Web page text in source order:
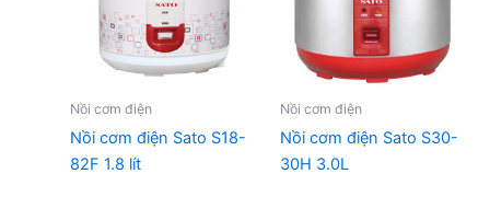
Nồi cơm điện
Nồi cơm điện Sato S18-
82F 1.8 lít
Nồi cơm điện
Nồi cơm điện Sato S30-
30H 3.0L